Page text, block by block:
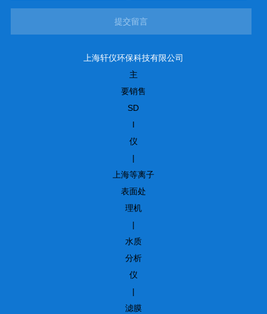
提交留言
上海轩仪环保科技有限公司
主
要销售
SD
I
仪
|
上海等离子
表面处
理机
|
水质
分析
仪
|
滤膜